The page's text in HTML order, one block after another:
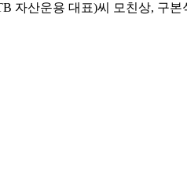
산운용 대표)씨 모친상, 구